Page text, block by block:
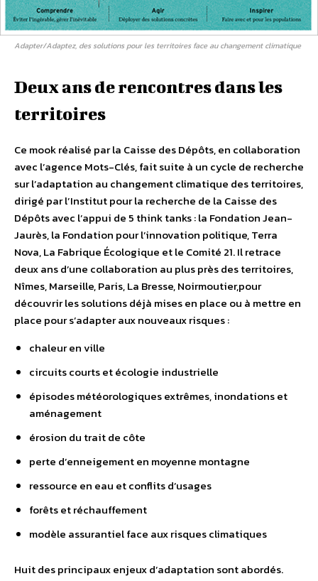
Adapter/Adaptez, des solutions pour les territoires face au changement climatique
Deux ans de rencontres dans les
territoires
Ce mook réalisé par la Caisse des Dépôts, en collaboration
avec l’agence Mots-Clés, fait suite à un cycle de recherche
sur l’adaptation au changement climatique des territoires,
dirigé par l’Institut pour la recherche de la Caisse des
Dépôts avec l’appui de 5 think tanks : la Fondation Jean-
Jaurès, la Fondation pour l’innovation politique, Terra
Nova, La Fabrique Écologique et le Comité 21. Il retrace
deux ans d’une collaboration au plus près des territoires,
Nîmes, Marseille, Paris, La Bresse, Noirmoutier,pour
découvrir les solutions déjà mises en place ou à mettre en
place pour s’adapter aux nouveaux risques :
chaleur en ville
circuits courts et écologie industrielle
épisodes météorologiques extrêmes, inondations et
aménagement
érosion du trait de côte
perte d’enneigement en moyenne montagne
ressource en eau et conflits d’usages
forêts et réchauffement
modèle assurantiel face aux risques climatiques
Huit des principaux enjeux d’adaptation sont abordés.